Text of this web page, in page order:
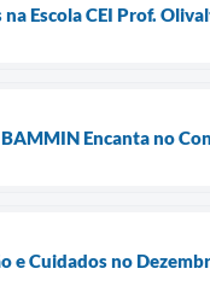
Escola CEI Prof.
Encanta no
e Cuidados no